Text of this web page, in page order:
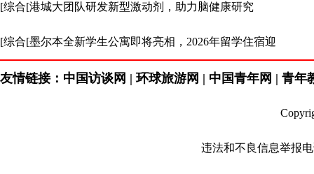
[综合[港城大团队研发新型激动剂，助力脑健康研究
[综合[墨尔本全新学生公寓即将亮相，2026年留学住宿迎
友情链接：中国访谈网 | 环球旅游网 | 中国青年网 | 青年
违法和不良信息举报电